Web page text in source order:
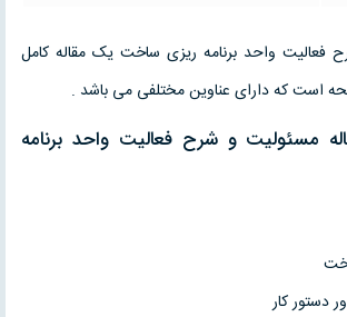
فعالیت واحد برنامه ریزی ساخت یک مقاله کامل
مسئولیت و شرح فعالیت واحد برنامه
دستور کار